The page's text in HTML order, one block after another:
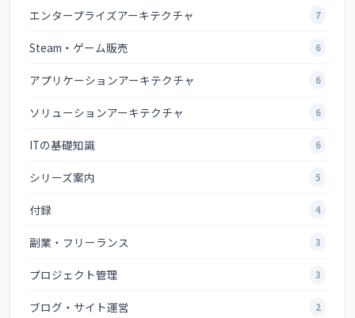
エンタープライズアーキテクチャ 7
Steam・ゲーム販売 6
アプリケーションアーキテクチャ 6
ソリューションアーキテクチャ 6
ITの基礎知識 6
シリーズ案内 5
付録 4
副業・フリーランス 3
プロジェクト管理 3
ブログ・サイト運営 2